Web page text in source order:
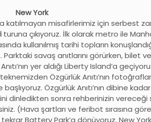
New York
katılmayan misafirlerimiz için serbest
turuna çıkıyoruz. İlk olarak metro ile
kullanılmış tarihi topların
Parktaki savaş anıtlarını görürken, bilet
yer aldığı Liberty Island’a
Özgürlük Anıtı’nın
Özgürlük Anıtı’nın dibine
dinledikten sonra rehberinizin
(Hava şartları ve feribot sırasına
Battery Park’a dönüyoruz. New